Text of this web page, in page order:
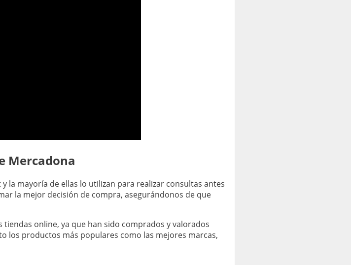
Mercadona
la mayoría de ellas lo utilizan para realizar consultas antes
la mejor decisión de compra, asegurándonos de que
online, ya que han sido comprados y valorados
los productos más populares como las mejores marcas,